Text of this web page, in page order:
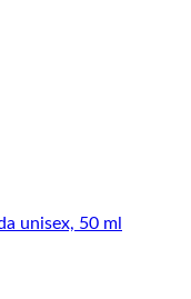
unisex, 50 ml